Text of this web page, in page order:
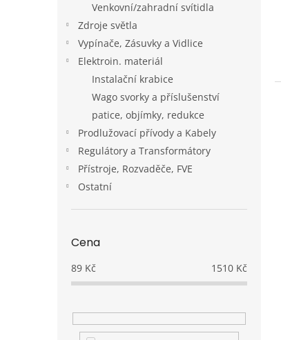
Venkovní/zahradní svítidla
Zdroje světla
Vypínače, Zásuvky a Vidlice
Elektroin. materiál
Instalační krabice
Wago svorky a příslušenství
patice, objímky, redukce
Prodlužovací přívody a Kabely
Regulátory a Transformátory
Přístroje, Rozvaděče, FVE
Ostatní
Cena
89 Kč 1510 Kč